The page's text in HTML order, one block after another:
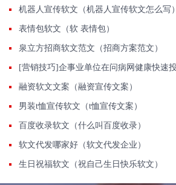
机器人宣传软文（机器人宣传软文怎么写）
表情包软文（软 表情包）
泉立方招商软文范文（招商方案范文）
融资软文文案（融资宣传文案）
男装t恤宣传软文（t恤宣传文案）
百度收录软文（什么叫百度收录）
软文代发哪家好（软文代发企业）
生日祝福软文（祝自己生日快乐软文）